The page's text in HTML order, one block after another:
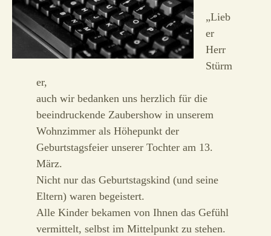
„Lieb
er
Herr
Stürm
er,
auch wir bedanken uns herzlich für die
beeindruckende Zaubershow in unserem
Wohnzimmer als Höhepunkt der
Geburtstagsfeier unserer Tochter am 13.
März.
Nicht nur das Geburtstagskind (und seine
Eltern) waren begeistert.
Alle Kinder bekamen von Ihnen das Gefühl
vermittelt, selbst im Mittelpunkt zu stehen.